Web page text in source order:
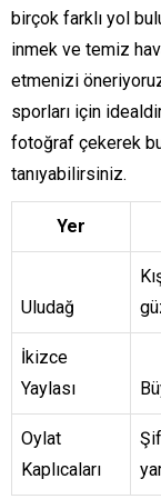
birçok farklı yol
inmek ve temiz
etmenizi
sporları için
fotoğraf çekerek
tanıyabilirsiniz.
Yer
Uludağ
İkizce
Yaylası
Oylat
Kaplıcaları